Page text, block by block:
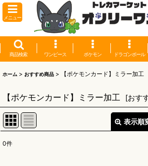
メニュー
商品検索 ワンピース ポケモン ドラゴンボール
ホーム > おすすめ商品 > 【ポケモンカード】ミラー加工
【ポケモンカード】ミラー加工 [おす
表示順
0件